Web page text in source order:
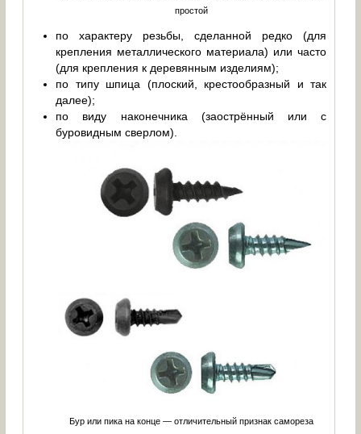
простой
по характеру резьбы, сделанной редко (для
крепления металлического материала) или часто
(для крепления к деревянным изделиям);
по типу шпица (плоский, крестообразный и так
далее);
по виду наконечника (заострённый или с
буровидным сверлом).
Бур или пика на конце — отличительный признак самореза